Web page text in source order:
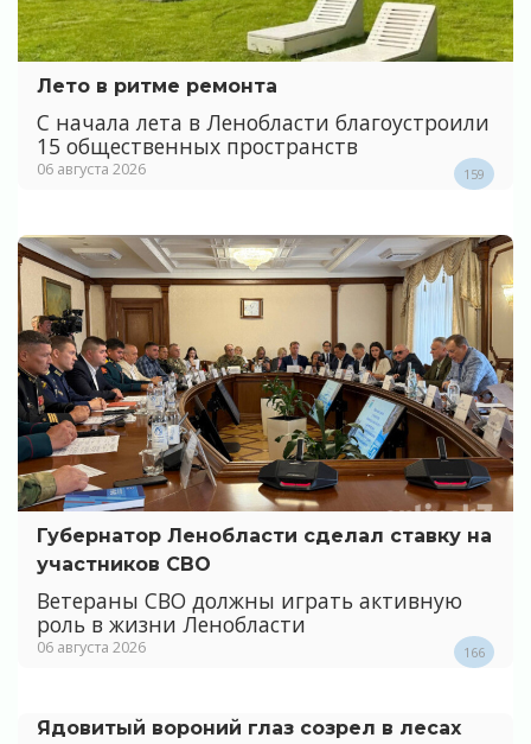
Лето в ритме ремонта
С начала лета в Ленобласти благоустроили
15 общественных пространств
06 августа 2026 159
Губернатор Ленобласти сделал ставку на
участников СВО
Ветераны СВО должны играть активную
роль в жизни Ленобласти
06 августа 2026 166
Ядовитый вороний глаз созрел в лесах